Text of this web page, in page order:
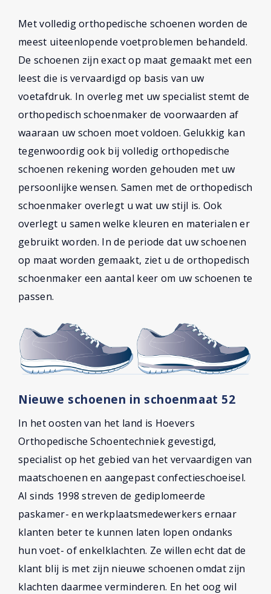
Met volledig orthopedische schoenen worden de
meest uiteenlopende voetproblemen behandeld.
De schoenen zijn exact op maat gemaakt met een
leest die is vervaardigd op basis van uw
voetafdruk. In overleg met uw specialist stemt de
orthopedisch schoenmaker de voorwaarden af
waaraan uw schoen moet voldoen. Gelukkig kan
tegenwoordig ook bij volledig orthopedische
schoenen rekening worden gehouden met uw
persoonlijke wensen. Samen met de orthopedisch
schoenmaker overlegt u wat uw stijl is. Ook
overlegt u samen welke kleuren en materialen er
gebruikt worden. In de periode dat uw schoenen
op maat worden gemaakt, ziet u de orthopedisch
schoenmaker een aantal keer om uw schoenen te
passen.
Nieuwe schoenen in schoenmaat 52
In het oosten van het land is Hoevers
Orthopedische Schoentechniek gevestigd,
specialist op het gebied van het vervaardigen van
maatschoenen en aangepast confectieschoeisel.
Al sinds 1998 streven de gediplomeerde
paskamer- en werkplaatsmedewerkers ernaar
klanten beter te kunnen laten lopen ondanks
hun voet- of enkelklachten. Ze willen echt dat de
klant blij is met zijn nieuwe schoenen omdat zijn
klachten daarmee verminderen. En het oog wil